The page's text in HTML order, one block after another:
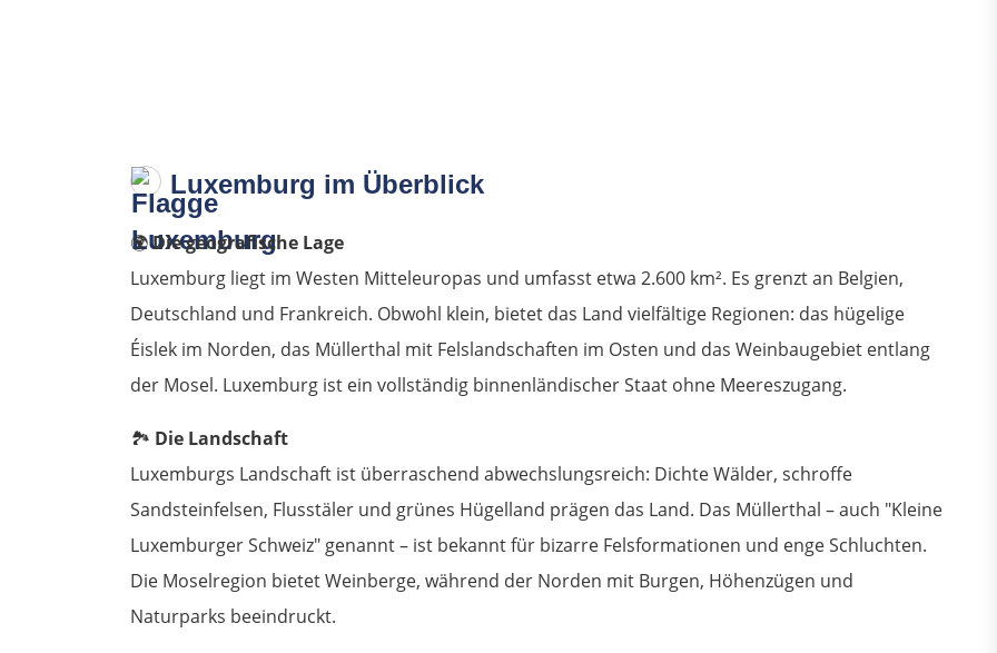
Luxemburg im Überblick
🌍Die geografische Lage
Luxemburg liegt im Westen Mitteleuropas und umfasst etwa 2.600 km². Es grenzt an Belgien,
Deutschland und Frankreich. Obwohl klein, bietet das Land vielfältige Regionen: das hügelige
Éislek im Norden, das Müllerthal mit Felslandschaften im Osten und das Weinbaugebiet entlang
der Mosel. Luxemburg ist ein vollständig binnenländischer Staat ohne Meereszugang.
🏞️ Die Landschaft
Luxemburgs Landschaft ist überraschend abwechslungsreich: Dichte Wälder, schroffe
Sandsteinfelsen, Flusstäler und grünes Hügelland prägen das Land. Das Müllerthal – auch "Kleine
Luxemburger Schweiz" genannt – ist bekannt für bizarre Felsformationen und enge Schluchten.
Die Moselregion bietet Weinberge, während der Norden mit Burgen, Höhenzügen und
Naturparks beeindruckt.